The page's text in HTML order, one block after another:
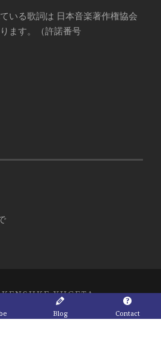
いる歌詞は 日本音楽著作権協会
ます。（許諾番号
YUGETA
Blog Contact